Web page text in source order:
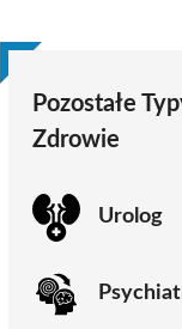
Pozostałe
Zdrowie
Urolog